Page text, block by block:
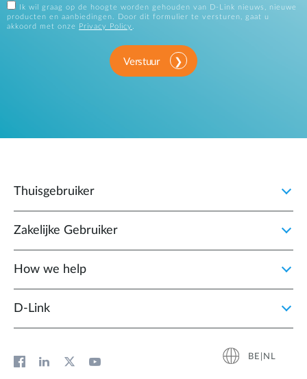
Ik wil graag op de hoogte worden gehouden van D-Link nieuws, nieuwe
producten en aanbiedingen. Door dit formulier te versturen, gaat u
akkoord met onze
Privacy Policy .
Verstuur
Thuisgebruiker
Zakelijke Gebruiker
How we help
D‑Link
BE|NL